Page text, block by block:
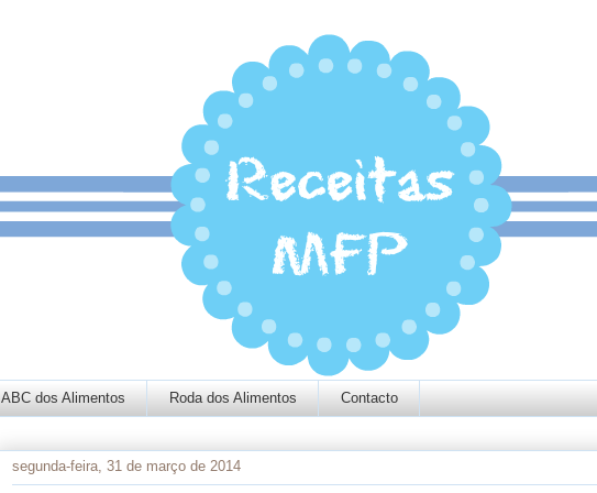
ABC dos Alimentos Roda dos Alimentos Contacto
segunda-feira, 31 de março de 2014